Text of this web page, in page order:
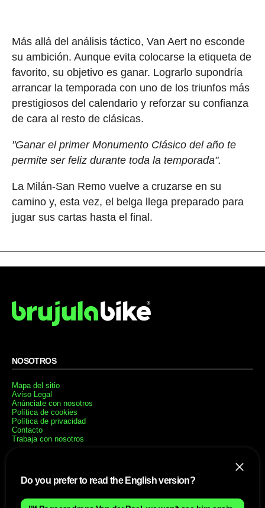
Más allá del análisis táctico, Van Aert no esconde
su ambición. Aunque evita colocarse la etiqueta de
favorito, su objetivo es ganar. Lograrlo supondría
arrancar la temporada con uno de los triunfos más
prestigiosos del calendario y reforzar su confianza
de cara al resto de clásicas.
"Ganar el primer Monumento Clásico del año te
permite ser feliz durante toda la temporada".
La Milán-San Remo vuelve a cruzarse en su
camino y, esta vez, el belga llega preparado para
jugar sus cartas hasta el final.
NOSOTROS
Mapa del sitio
Aviso Legal
Anúnciate con nosotros
Política de cookies
Política de privacidad
Contacto
Trabaja con nosotros
Do you prefer to read the English version?